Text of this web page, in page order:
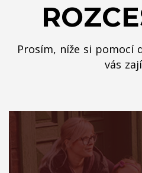
Prosím, níže si pomocí
vás